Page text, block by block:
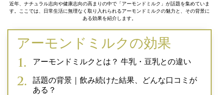
近年、ナチュラル志向や健康志向の高まりの中で「アーモンドミルク」が話題を集めていま
す。ここでは、日常生活に無理なく取り入れられるアーモンドミルクの魅力と、その背景に
ある効果を紹介します。
アーモンドミルクの効果
アーモンドミルクとは？ 牛乳・豆乳との違い
話題の背景｜飲み続けた結果、どんな口コミが
ある？